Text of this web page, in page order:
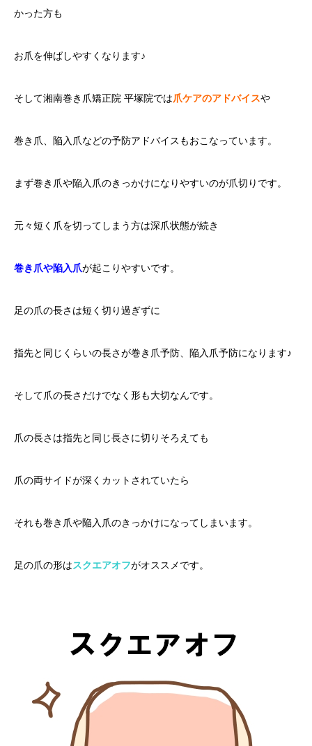
かった方も
お爪を伸ばしやすくなります♪
そして湘南巻き爪矯正院 平塚院では爪ケアのアドバイスや
巻き爪、陥入爪などの予防アドバイスもおこなっています。
まず巻き爪や陥入爪のきっかけになりやすいのが爪切りです。
元々短く爪を切ってしまう方は深爪状態が続き
巻き爪や陥入爪が起こりやすいです。
足の爪の長さは短く切り過ぎずに
指先と同じくらいの長さが巻き爪予防、陥入爪予防になります♪
そして爪の長さだけでなく形も大切なんです。
爪の長さは指先と同じ長さに切りそろえても
爪の両サイドが深くカットされていたら
それも巻き爪や陥入爪のきっかけになってしまいます。
足の爪の形はスクエアオフがオススメです。